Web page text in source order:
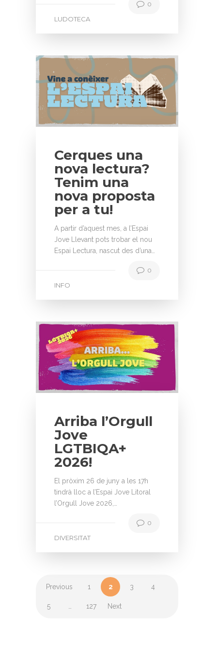
LUDOTECA
0
Cerques una
nova lectura?
Tenim una
nova proposta
per a tu!
A partir d’aquest mes, a l’Espai
Jove Llevant pots trobar el nou
Espai Lectura, nascut des d’una…
INFO
0
Arriba l’Orgull
Jove
LGTBIQA+
2026!
El pròxim 26 de juny a les 17h
tindrà lloc a l’Espai Jove Litoral
l’Orgull Jove 2026,…
DIVERSITAT
0
Previous 1 2 3 4
5 127 Next